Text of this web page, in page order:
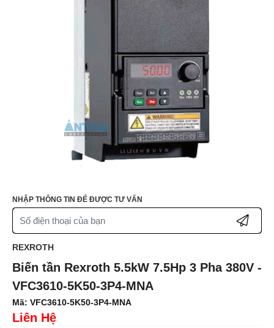
NHẬP THÔNG TIN ĐỂ ĐƯỢC TƯ VẤN
REXROTH
Biến tần Rexroth 5.5kW 7.5Hp 3 Pha 380V -
VFC3610-5K50-3P4-MNA
Mã: VFC3610-5K50-3P4-MNA
Liên Hệ